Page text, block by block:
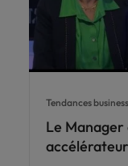
Tendances business
Le Manager